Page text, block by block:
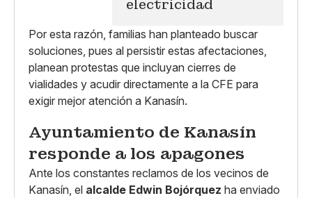
electricidad
Por esta razón, familias han planteado buscar
soluciones, pues al persistir estas afectaciones,
planean protestas que incluyan cierres de
vialidades y acudir directamente a la CFE para
exigir mejor atención a Kanasín.
Ayuntamiento de Kanasín
responde a los apagones
Ante los constantes reclamos de los vecinos de
Kanasín, el alcalde Edwin Bojórquez ha enviado